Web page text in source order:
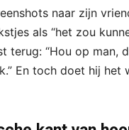
naar zijn
als “het zou
terug: “Hou op man,
En toch doet hij het